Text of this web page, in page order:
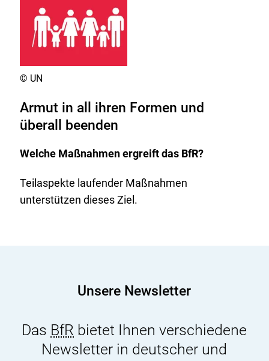
© Copyright
UN
Armut in all ihren Formen und
überall beenden
Welche Maßnahmen ergreift das BfR?
Teilaspekte laufender Maßnahmen
unterstützen dieses Ziel.
Unsere Newsletter
Das BfR bietet Ihnen verschiedene
Newsletter in deutscher und